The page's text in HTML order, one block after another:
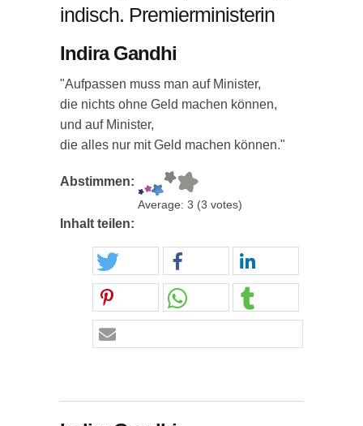
indisch. Premierministerin
Indira Gandhi
"Aufpassen muss man auf Minister,
die nichts ohne Geld machen können,
und auf Minister,
die alles nur mit Geld machen können."
Abstimmen:
Average: 3 (3 votes)
Inhalt teilen: